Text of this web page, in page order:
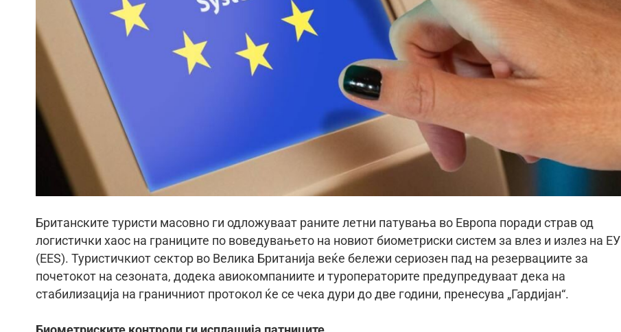
​Британските туристи масовно ги одложуваат раните летни патувања во Европа поради страв од
логистички хаос на границите по воведувањето на новиот биометриски систем за влез и излез на ЕУ
(EES). Туристичкиот сектор во Велика Британија веќе бележи сериозен пад на резервациите за
почетокот на сезоната, додека авиокомпаниите и туроператорите предупредуваат дека на
стабилизација на граничниот протокол ќе се чека дури до две години, пренесува „Гардијан“.